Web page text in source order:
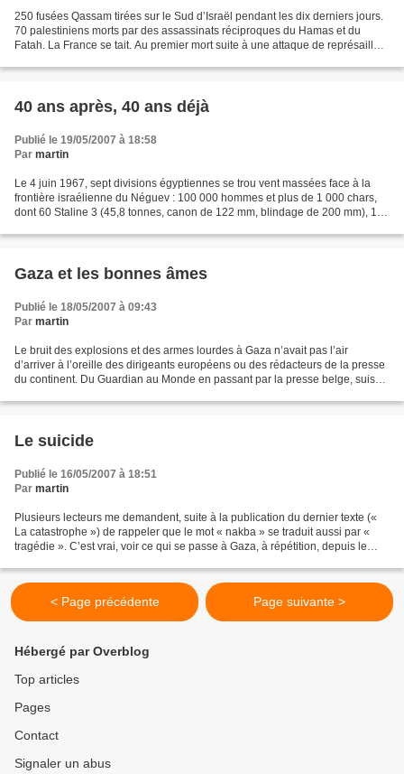
250 fusées Qassam tirées sur le Sud d’Israël pendant les dix derniers jours.
70 palestiniens morts par des assassinats réciproques du Hamas et du
Fatah. La France se tait. Au premier mort suite à une attaque de représailles
40 ans après, 40 ans déjà
Publié le 19/05/2007 à 18:58
Par martin
Le 4 juin 1967, sept divisions égyptiennes se trou vent massées face à la
frontière israélienne du Néguev : 100 000 hommes et plus de 1 000 chars,
dont 60 Staline 3 (45,8 tonnes, canon de 122 mm, blindage de 200 mm), 100
Gaza et les bonnes âmes
Publié le 18/05/2007 à 09:43
Par martin
Le bruit des explosions et des armes lourdes à Gaza n’avait pas l’air
d’arriver à l’oreille des dirigeants européens ou des rédacteurs de la presse
du continent. Du Guardian au Monde en passant par la presse belge, suisse
Le suicide
Publié le 16/05/2007 à 18:51
Par martin
Plusieurs lecteurs me demandent, suite à la publication du dernier texte («
La catastrophe ») de rappeler que le mot « nakba » se traduit aussi par «
tragédie ». C’est vrai, voir ce qui se passe à Gaza, à répétition, depuis le
< Page précédente Page suivante >
Hébergé par Overblog
Top articles
Pages
Contact
Signaler un abus